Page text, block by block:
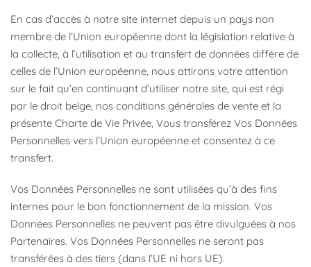
En cas d’accès à notre site internet depuis un pays non
membre de l’Union européenne dont la législation relative à
la collecte, à l’utilisation et au transfert de données diffère de
celles de l’Union européenne, nous attirons votre attention
sur le fait qu’en continuant d’utiliser notre site, qui est régi
par le droit belge, nos conditions générales de vente et la
présente Charte de Vie Privée, Vous transférez Vos Données
Personnelles vers l’Union européenne et consentez à ce
transfert.
Vos Données Personnelles ne sont utilisées qu’à des fins
internes pour le bon fonctionnement de la mission. Vos
Données Personnelles ne peuvent pas être divulguées à nos
Partenaires. Vos Données Personnelles ne seront pas
transférées à des tiers (dans l’UE ni hors UE).